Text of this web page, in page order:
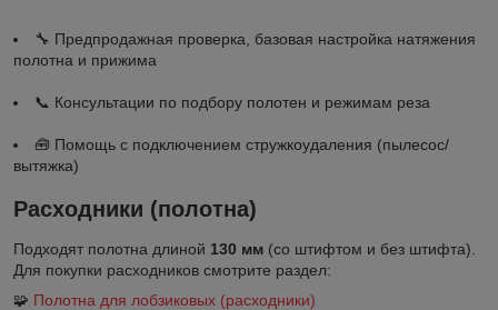
🔧 Предпродажная проверка, базовая настройка натяжения
полотна и прижима
📞 Консультации по подбору полотен и режимам реза
🧰 Помощь с подключением стружкоудаления (пылесос/
вытяжка)
Расходники (полотна)
Подходят полотна длиной 130 мм (со штифтом и без штифта).
Для покупки расходников смотрите раздел:
🧩 Полотна для лобзиковых (расходники)